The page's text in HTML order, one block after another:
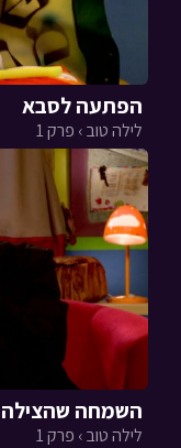
הפתעה לסבא
לילה טוב › פרק 1
השמחה שהצילה
לילה טוב › פרק 1